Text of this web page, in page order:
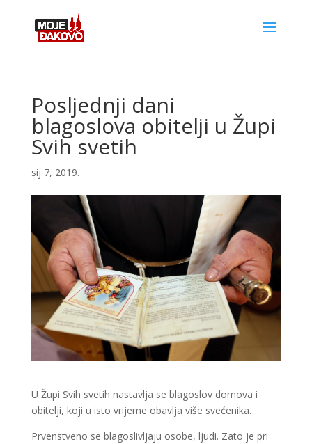
Posljednji dani
blagoslova obitelji u Župi
Svih svetih
sij 7, 2019.
U Župi Svih svetih nastavlja se blagoslov domova i
obitelji, koji u isto vrijeme obavlja više svećenika.
Prvenstveno se blagoslivljaju osobe, ljudi. Zato je pri